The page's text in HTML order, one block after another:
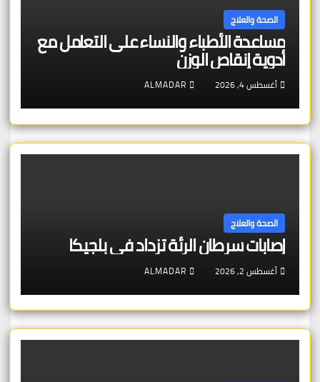
الصحة والعلاج
مساعدة الأطباء والنساء على التعامل مع
أدوية إنقاص الوزن
أغسطس 4, 2026 ALMADAR
الصحة والعلاج
إصابات سرطان الرئة تزداد في بلجيكا
أغسطس 2, 2026 ALMADAR